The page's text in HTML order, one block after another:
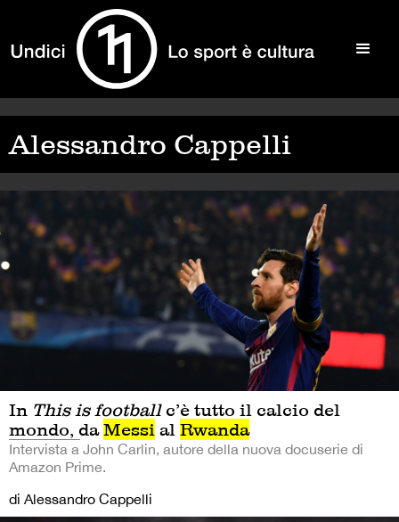
Alessandro Cappelli
In This is footballc’è tutto il calcio del
mondo, daMessi al Rwanda
Intervista a John Carlin, autore della nuova docuserie di
Amazon Prime.
di Alessandro Cappelli